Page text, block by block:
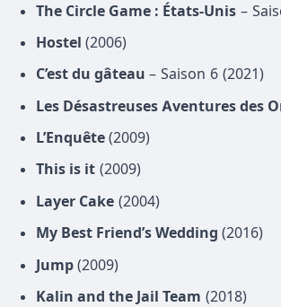
The Circle Game : États-Unis –
Hostel (2006)
C’est du gâteau – Saison 6 (2021)
Les Désastreuses Aventures des
L’Enquête (2009)
This is it (2009)
Layer Cake (2004)
My Best Friend’s Wedding (2016)
Jump (2009)
Kalin and the Jail Team (2018)